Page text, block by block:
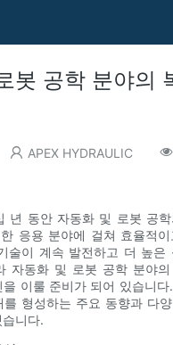
봇 공학 분야의
APEX HYDRAULIC
년 동안 자동화 및 로봇 공
응용 분야에 걸쳐 효율적
술이 계속 발전하고 더 높은
자동화 및 로봇 공학 분야
이룰 준비가 되어 있습니
를 형성하는 주요 동향과 다
니다.